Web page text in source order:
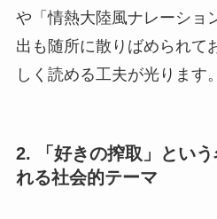
や「情熱大陸風ナレーショ
出も随所に散りばめられて
しく読める工夫が光ります。
2. 「好きの搾取」とい
れる社会的テーマ